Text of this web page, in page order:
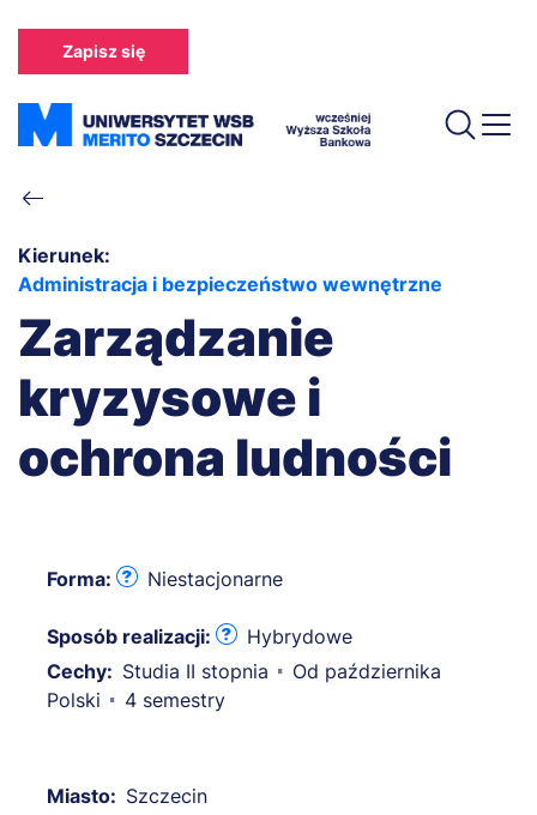
treści
Zapisz się
Ścieżka
nawigacyjna
Kierunek:
Administracja i bezpieczeństwo wewnętrzne
Zarządzanie
kryzysowe i
ochrona ludności
Forma: Niestacjonarne
Sposób realizacji:
Hybrydowe
Cechy: Studia II stopnia
Od października
Polski
4 semestry
Miasto: Szczecin